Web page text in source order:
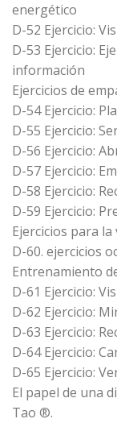
energético
D-52 Ejercicio:
D-53 Ejercicio:
información
Ejercicios de
D-54 Ejercicio:
D-55 Ejercicio:
D-56 Ejercicio:
D-57 Ejercicio:
D-58 Ejercicio:
D-59 Ejercicio:
Ejercicios para
D-60. ejercicios
Entrenamiento
D-61 Ejercicio:
D-62 Ejercicio:
D-63 Ejercicio:
D-64 Ejercicio:
D-65 Ejercicio:
El papel de una
Tao ®.